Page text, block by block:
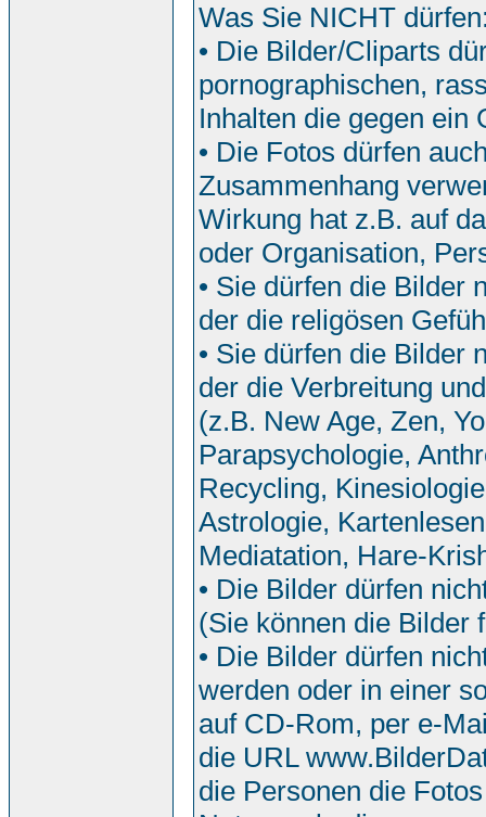
Was Sie NICHT
• Die Bilder/Cliparts
pornographischen,
Inhalten die gegen ein
• Die Fotos dürfen
Zusammenhang
Wirkung hat z.B. auf
oder Organisation,
• Sie dürfen die Bilder
der die religösen
• Sie dürfen die Bilder
der die Verbreitung
(z.B. New Age, Zen,
Parapsychologie,
Recycling,
Astrologie,
Mediatation, Hare-
• Die Bilder dürfen
(Sie können die Bilder
• Die Bilder dürfen
werden oder in einer
auf CD-Rom, per e-
die URL
die Personen die